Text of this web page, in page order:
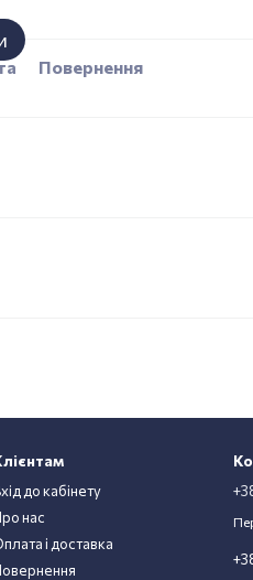
Повернення
до кабінету
нас
і доставка